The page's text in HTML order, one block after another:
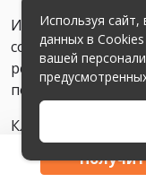
Именно поэтому в
совместные
ребёнком, задаёт
помогает и
Ключевая идея
начинается со
учится слышать
Используя
данных в
вашей